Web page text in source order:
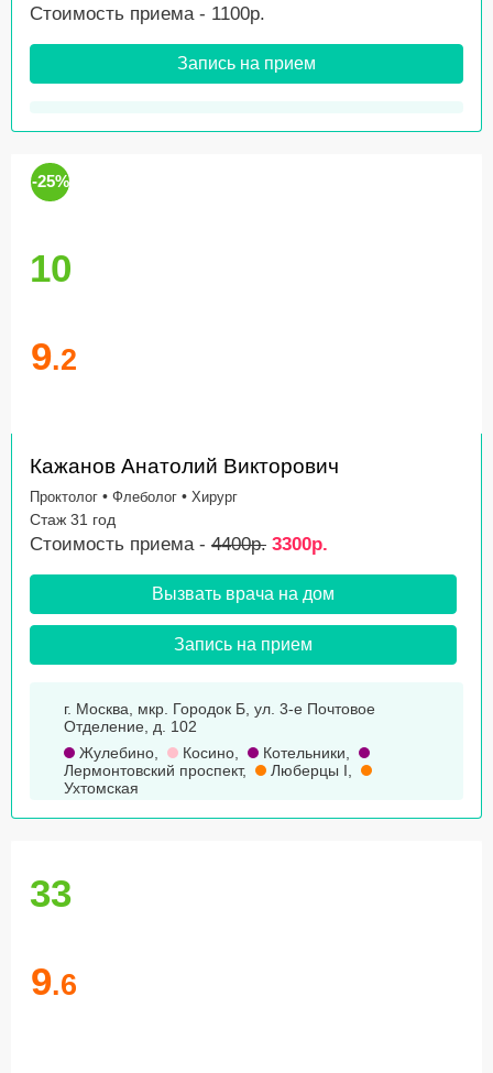
Стоимость приема - 1100р.
Запись на прием
-25%
10
9.2
Кажанов Анатолий Викторович
Проктолог • Флеболог • Хирург
Стаж 31 год
Стоимость приема - 4400р. 3300р.
Вызвать врача на дом
Запись на прием
г. Москва, мкр. Городок Б, ул. 3-е Почтовое
Отделение, д. 102
Жулебино
Косино Котельники
Лермонтовский проспект, Люберцы I
Ухтомская
33
9.6